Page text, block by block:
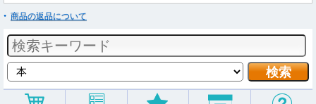
商品の返品について